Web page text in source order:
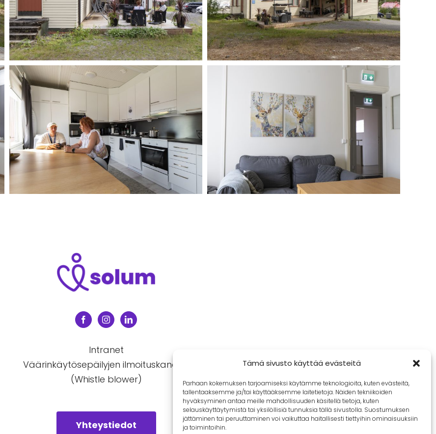
Tämä sivusto käyttää evästeitä
Parhaan kokemuksen tarjoamiseksi käytämme teknologioita, kuten evästeitä,
tallentaaksemme ja/tai käyttääksemme laitetietoja. Näiden tekniikoiden
hyväksyminen antaa meille mahdollisuuden käsitellä tietoja, kuten
selauskäyttäytymistä tai yksilöllisiä tunnuksia tällä sivustolla. Suostumuksen
jättäminen tai peruuttaminen voi vaikuttaa haitallisesti tiettyihin ominaisuuksiin
ja toimintoihin.
Intranet
Väärinkäytösepäilyjen ilmoituskanava
(Whistle blower)
Yhteystiedot